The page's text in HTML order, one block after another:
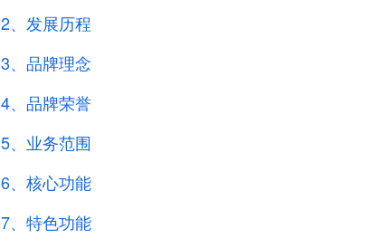
2、 发展历程
3、 品牌理念
4、品牌荣誉
5、 业务范围
6、核心功能
7、特色功能